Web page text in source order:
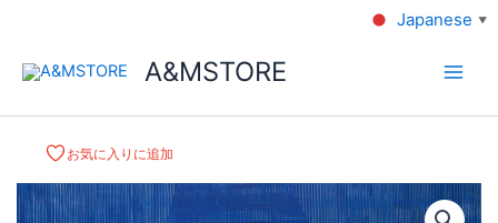
A&MSTORE
お気に入りに追加
Japanese ▼